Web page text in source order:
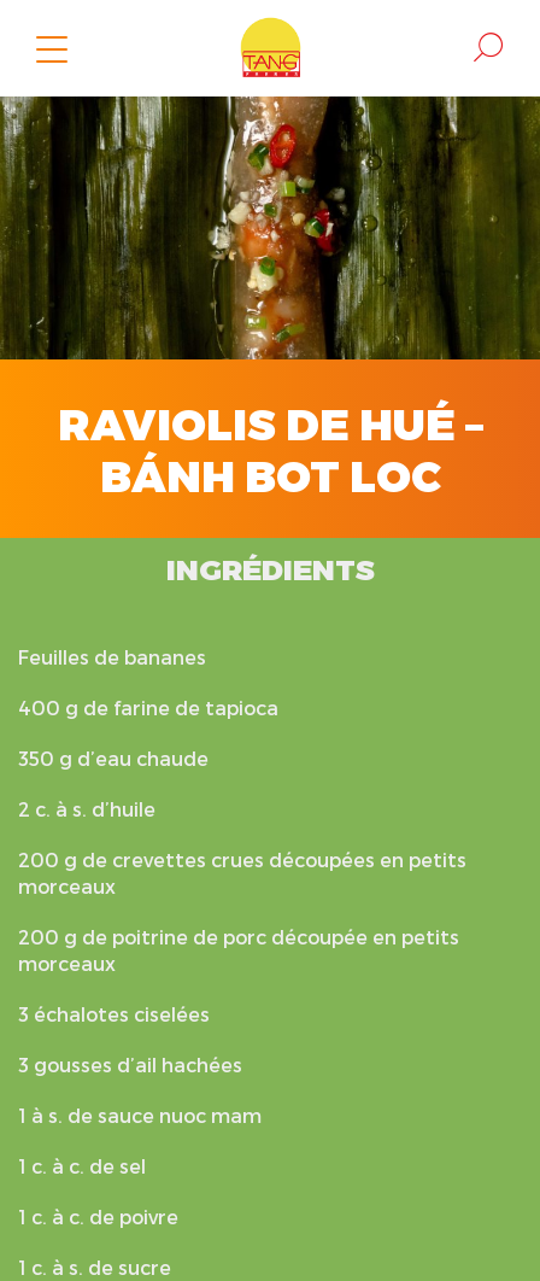
RAVIOLIS DE HUÉ –
BÁNH BOT LOC
INGRÉDIENTS
Feuilles de bananes
400 g de farine de tapioca
350 g d’eau chaude
2 c. à s. d’huile
200 g de crevettes crues découpées en petits
morceaux
200 g de poitrine de porc découpée en petits
morceaux
3 échalotes ciselées
3 gousses d’ail hachées
1 à s. de sauce nuoc mam
1 c. à c. de sel
1 c. à c. de poivre
1 c. à s. de sucre